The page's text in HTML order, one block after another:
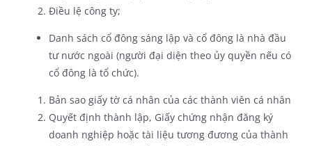
Điều lệ công ty;
Danh sách cổ đông sáng lập và cổ đông là nhà đầu
tư nước ngoài (người đại diện theo ủy quyền nếu có
cổ đông là tổ chức).
Bản sao giấy tờ cá nhân của các thành viên cá nhân
Quyết định thành lập, Giấy chứng nhận đăng ký
doanh nghiệp hoặc tài liệu tương đương của thành